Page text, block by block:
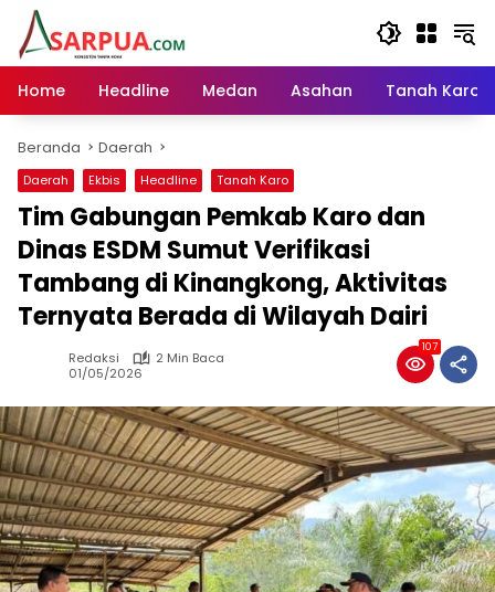
Langsung
konten
Home
Headline Medan Asahan Tanah Karo
Beranda Daerah
Daerah Ekbis Headline Tanah Karo
Tim Gabungan Pemkab Karo dan
Dinas ESDM Sumut Verifikasi
Tambang di Kinangkong, Aktivitas
Ternyata Berada di Wilayah Dairi
Redaksi
2 Min Baca
01/05/2026
107